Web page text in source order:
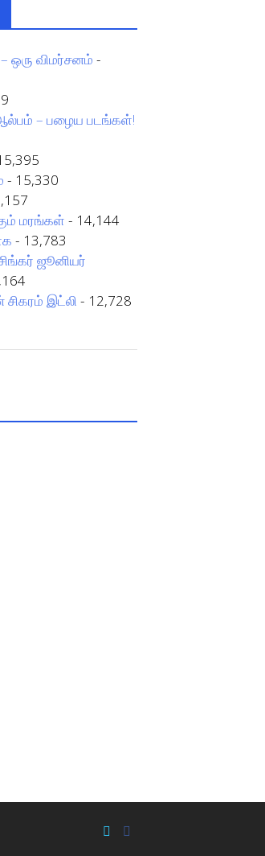
ஒரு விமர்சனம் -
– பழைய படங்கள்!
- 15,330
மரங்கள் - 14,144
- 13,783
ஜூனியர்
சிகரம் இட்லி - 12,728